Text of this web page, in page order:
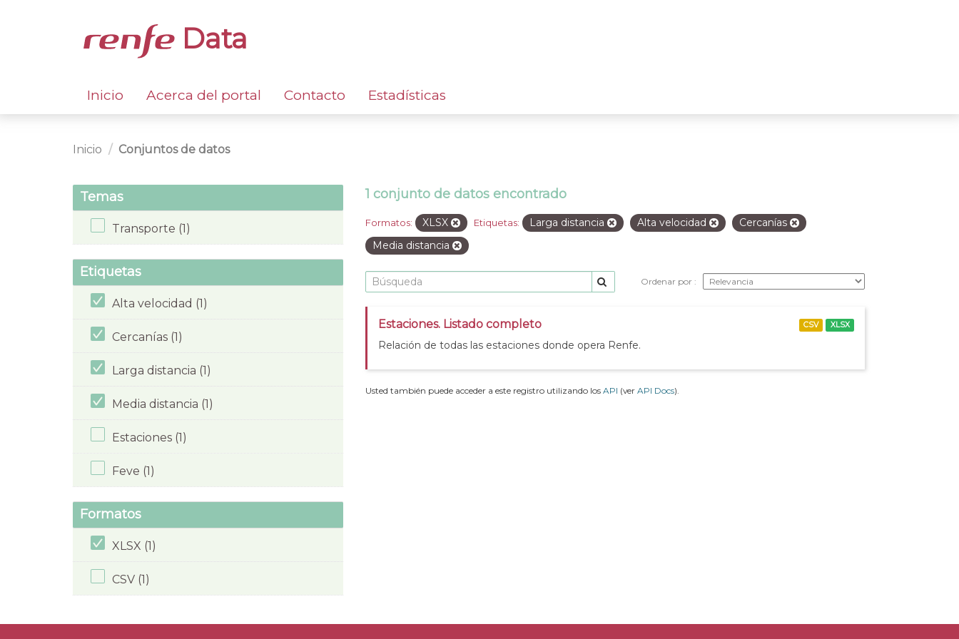
Data
Inicio Acerca del portal Contacto Estadísticas
Inicio Conjuntos de datos
Temas
Transporte (1)
Etiquetas
Alta velocidad (1)
Cercanías (1)
Larga distancia (1)
Media distancia (1)
Estaciones (1)
Feve (1)
Formatos
XLSX (1)
CSV (1)
1 conjunto de datos encontrado
Formatos: XLSX Etiquetas: Larga distancia Alta velocidad
Cercanías
Media distancia
Ordenar por
Estaciones. Listado completo
Relación de todas las estaciones donde opera Renfe.
CSV XLSX
Usted también puede acceder a este registro utilizando los API (ver API Docs).